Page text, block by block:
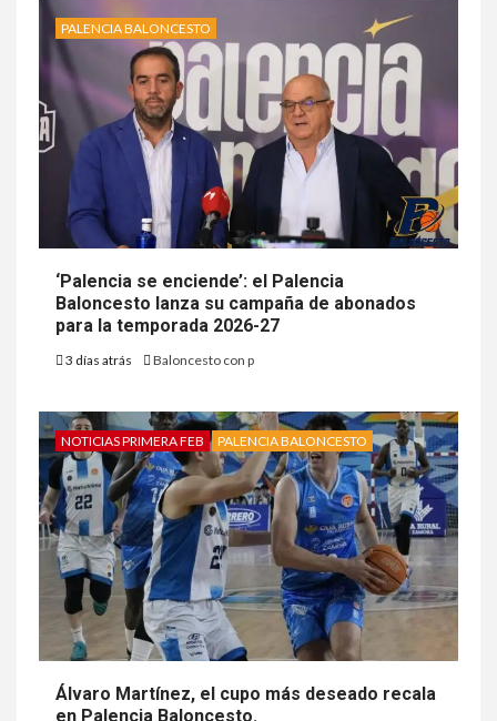
PALENCIA BALONCESTO
‘Palencia se enciende’: el Palencia
Baloncesto lanza su campaña de abonados
para la temporada 2026-27
3 días atrás Baloncesto con p
NOTICIAS PRIMERA FEB PALENCIA BALONCESTO
Álvaro Martínez, el cupo más deseado recala
en Palencia Baloncesto.